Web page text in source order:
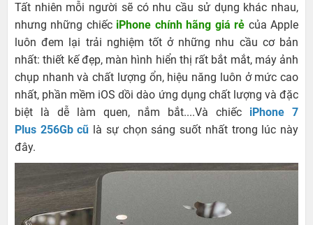
Tất nhiên mỗi người sẽ có nhu cầu sử dụng khác nhau,
nhưng những chiếc iPhone chính hãng giá rẻ của Apple
luôn đem lại trải nghiệm tốt ở những nhu cầu cơ bản
nhất: thiết kế đẹp, màn hình hiển thị rất bắt mắt, máy ảnh
chụp nhanh và chất lượng ổn, hiệu năng luôn ở mức cao
nhất, phần mềm iOS dồi dào ứng dụng chất lượng và đặc
biệt là dễ làm quen, nắm bắt....Và chiếc iPhone 7
Plus 256Gb cũ là sự chọn sáng suốt nhất trong lúc này
đây.